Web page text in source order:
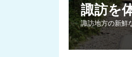
諏訪を
諏訪地方の新鮮